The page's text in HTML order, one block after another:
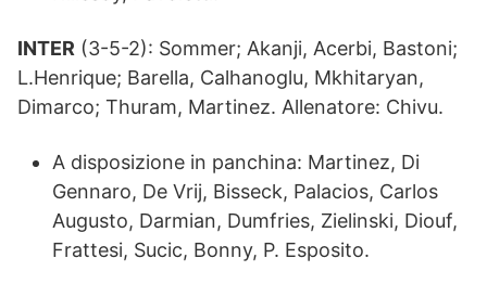
INTER (3-5-2): Sommer; Akanji, Acerbi, Bastoni;
L.Henrique; Barella, Calhanoglu, Mkhitaryan,
Dimarco; Thuram, Martinez. Allenatore: Chivu.
A disposizione in panchina: Martinez, Di
Gennaro, De Vrij, Bisseck, Palacios, Carlos
Augusto, Darmian, Dumfries, Zielinski, Diouf,
Frattesi, Sucic, Bonny, P. Esposito.